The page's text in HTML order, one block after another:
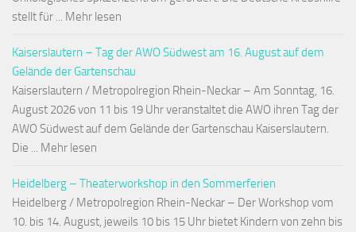
stellt für ... Mehr lesen
Kaiserslautern – Tag der AWO Südwest am 16. August auf dem
Gelände der Gartenschau
Kaiserslautern / Metropolregion Rhein-Neckar – Am Sonntag, 16.
August 2026 von 11 bis 19 Uhr veranstaltet die AWO ihren Tag der
AWO Südwest auf dem Gelände der Gartenschau Kaiserslautern.
Die ... Mehr lesen
Heidelberg – Theaterworkshop in den Sommerferien
Heidelberg / Metropolregion Rhein-Neckar – Der Workshop vom
10. bis 14. August, jeweils 10 bis 15 Uhr bietet Kindern von zehn bis